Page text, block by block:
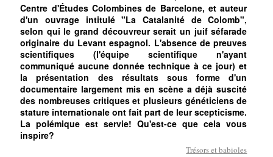
Centre d'Études Colombines de Barcelone, et auteur
d'un ouvrage intitulé "La Catalanité de Colomb",
selon qui le grand découvreur serait un juif séfarade
originaire du Levant espagnol. L'absence de preuves
scientifiques (l'équipe scientifique n'ayant
communiqué aucune donnée technique à ce jour) et
la présentation des résultats sous forme d'un
documentaire largement mis en scène a déjà suscité
des nombreuses critiques et plusieurs généticiens de
stature internationale ont fait part de leur scepticisme.
La polémique est servie! Qu'est-ce que cela vous
inspire?
Trésors et babioles